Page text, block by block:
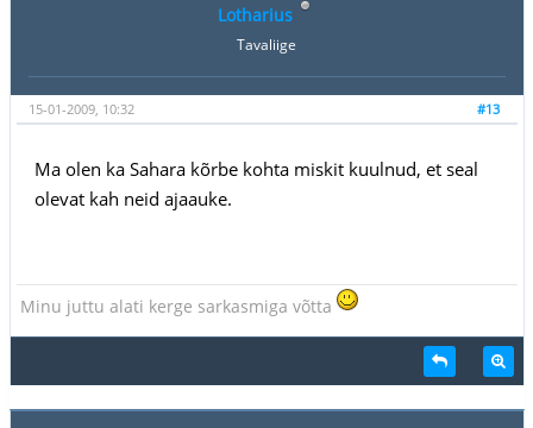
Lotharius
Tavaliige
#13
15-01-2009, 10:32
Ma olen ka Sahara kõrbe kohta miskit kuulnud, et seal
olevat kah neid ajaauke.
Minu juttu alati kerge sarkasmiga võtta